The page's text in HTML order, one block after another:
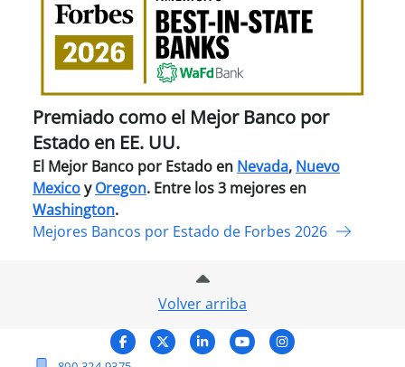
Premiado como el Mejor Banco por
Estado en EE. UU.
El Mejor Banco por Estado en Nevada, Nuevo
Mexicoy Oregon. Entre los 3 mejores en
Washington.
Mejores Bancos por Estado de Forbes 2026
Volver arriba
FacebookX (Twitter)
LinkedInYouTubeInstagram